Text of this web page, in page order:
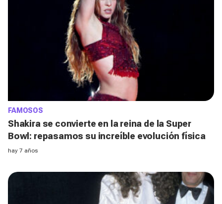
FAMOSOS
Shakira se convierte en la reina de la Super
Bowl: repasamos su increíble evolución física
hay 7 años